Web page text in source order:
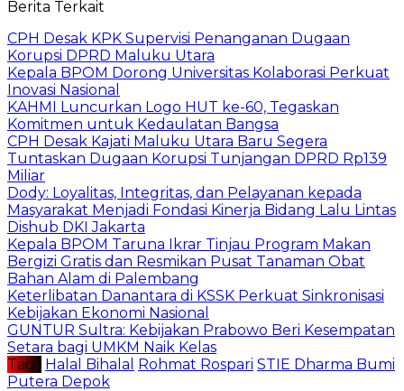
Berita Terkait
CPH Desak KPK Supervisi Penanganan Dugaan
Korupsi DPRD Maluku Utara
Kepala BPOM Dorong Universitas Kolaborasi Perkuat
Inovasi Nasional
KAHMI Luncurkan Logo HUT ke-60, Tegaskan
Komitmen untuk Kedaulatan Bangsa
CPH Desak Kajati Maluku Utara Baru Segera
Tuntaskan Dugaan Korupsi Tunjangan DPRD Rp139
Miliar
Dody: Loyalitas, Integritas, dan Pelayanan kepada
Masyarakat Menjadi Fondasi Kinerja Bidang Lalu Lintas
Dishub DKI Jakarta
Kepala BPOM Taruna Ikrar Tinjau Program Makan
Bergizi Gratis dan Resmikan Pusat Tanaman Obat
Bahan Alam di Palembang
Keterlibatan Danantara di KSSK Perkuat Sinkronisasi
Kebijakan Ekonomi Nasional
GUNTUR Sultra: Kebijakan Prabowo Beri Kesempatan
Setara bagi UMKM Naik Kelas
Tag :
Halal Bihalal Rohmat Rospari STIE Dharma Bumi
Putera Depok